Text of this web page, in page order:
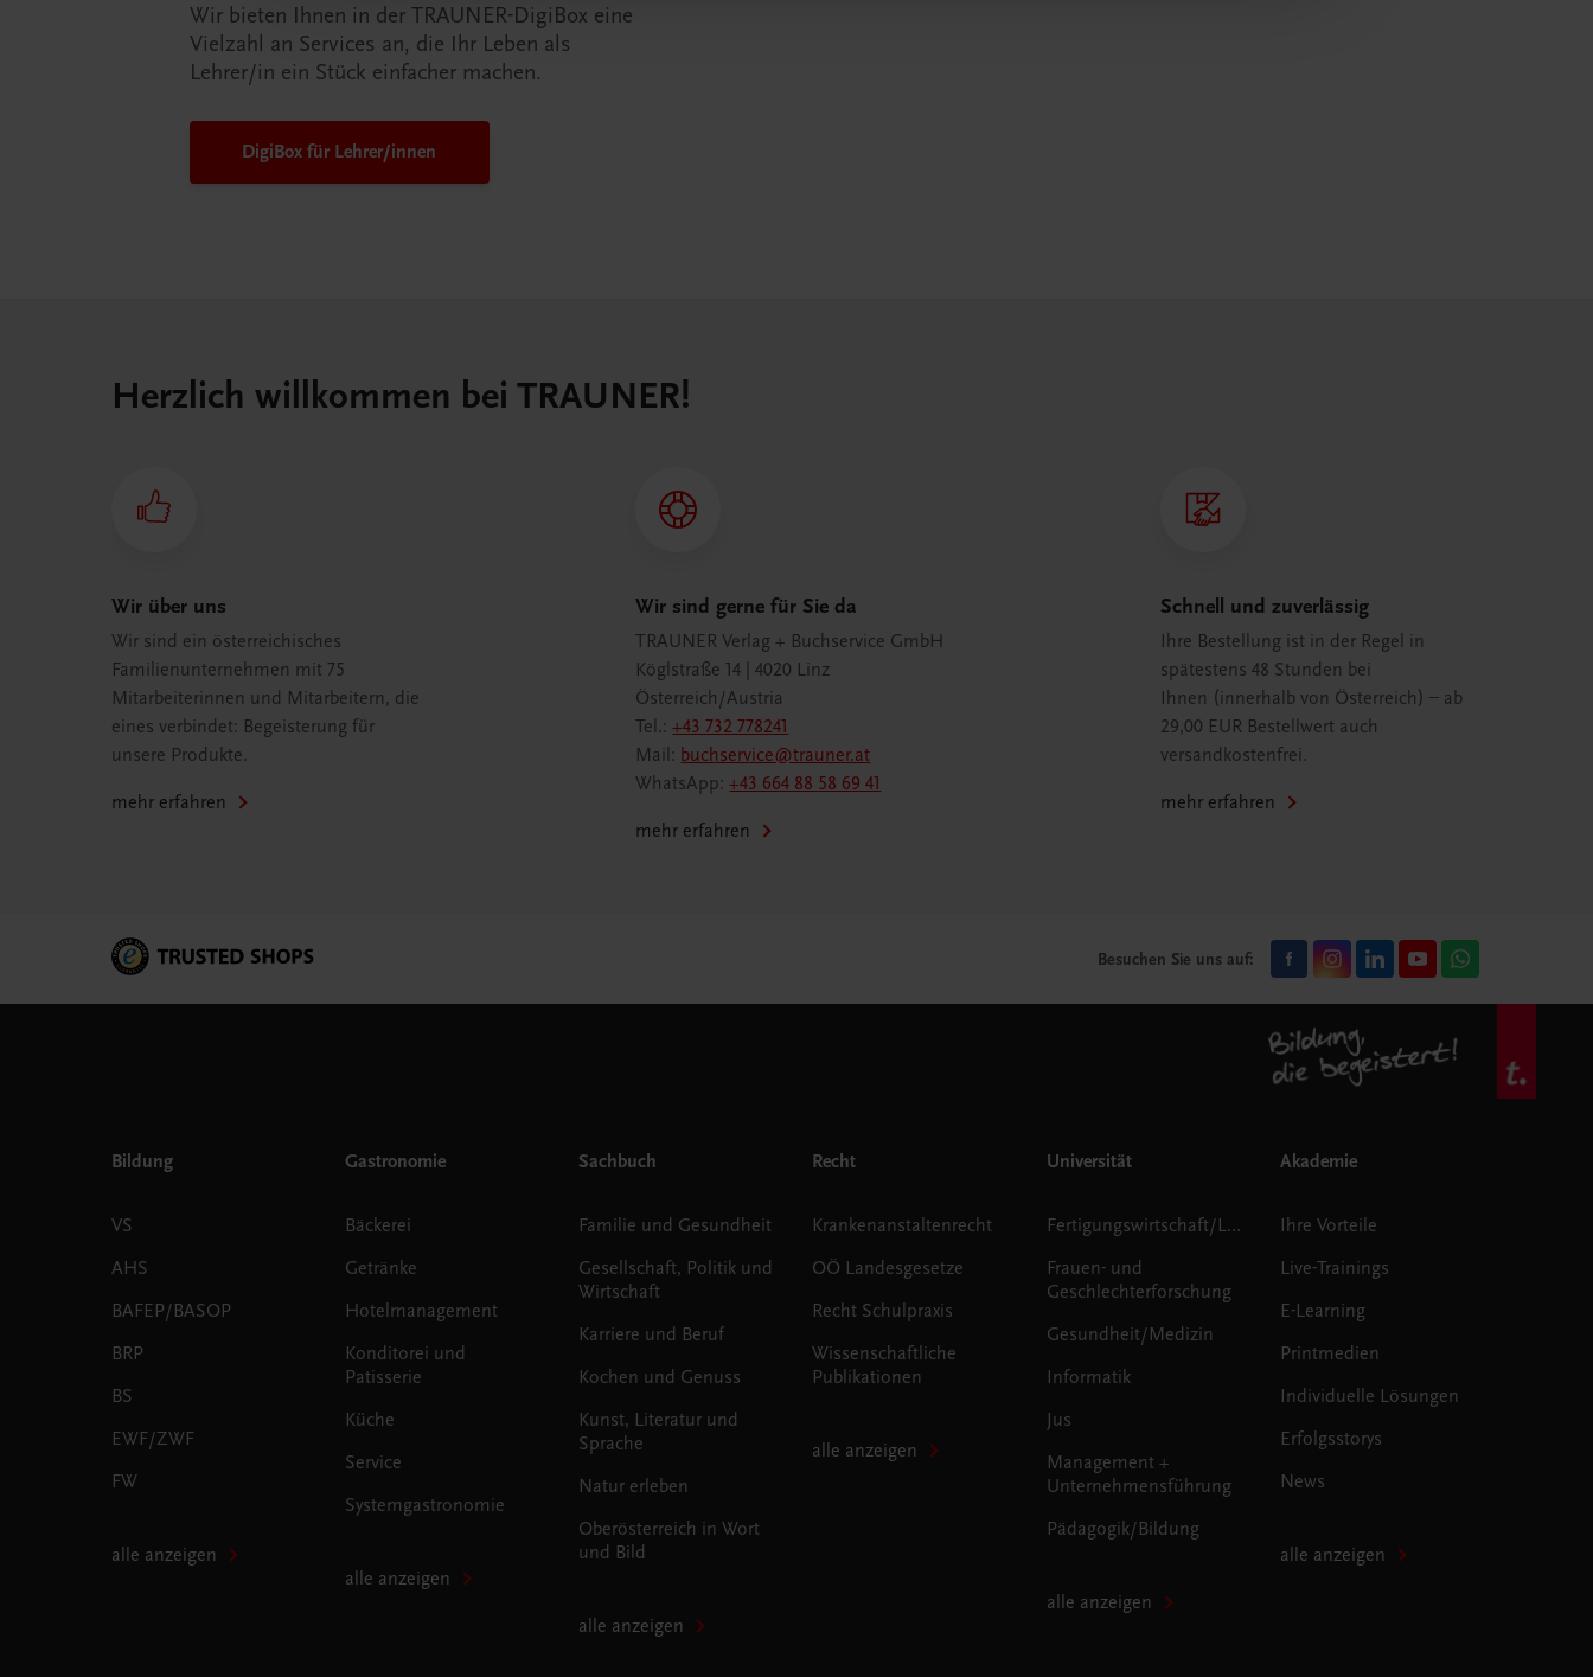
Wir bieten Ihnen in der TRAUNER-DigiBox eine
Vielzahl an Services an, die Ihr Leben als
Lehrer/in ein Stück einfacher machen.
DigiBox für Lehrer/innen
Herzlich willkommen bei TRAUNER!
Wir über uns
Wir sind ein österreichisches
Familienunternehmen mit 75
Mitarbeiterinnen und Mitarbeitern, die
eines verbindet: Begeisterung für
unsere Produkte.
mehr erfahren
Wir sind gerne für Sie da
TRAUNER Verlag + Buchservice GmbH
Köglstraße 14 | 4020 Linz
Österreich/Austria
Tel.:+43 732 778241
Mail: buchservice@trauner.at
WhatsApp:+43 664 88 58 69 41
mehr erfahren
Schnell und zuverlässig
Ihre Bestellung ist in der Regel in
spätestens 48 Stunden bei
Ihnen (innerhalb von Österreich) – ab
29,00 EUR Bestellwert auch
versandkostenfrei.
mehr erfahren
Besuchen Sie uns auf:
Bildung
VS
AHS
BAFEP/BASOP
BRP
BS
EWF/ZWF
FW
alle anzeigen
Gastronomie
Bäckerei
Getränke
Hotelmanagement
Konditorei und
Patisserie
Küche
Service
Systemgastronomie
alle anzeigen
Sachbuch
Familie und Gesundheit
Gesellschaft, Politik und
Wirtschaft
Karriere und Beruf
Kochen und Genuss
Kunst, Literatur und
Sprache
Natur erleben
Oberösterreich in Wort
und Bild
alle anzeigen
Recht
Krankenanstaltenrecht
OÖ Landesgesetze
Recht Schulpraxis
Wissenschaftliche
Publikationen
alle anzeigen
Universität
Fertigungswirtschaft/Logistik
Frauen- und
Geschlechterforschung
Gesundheit/Medizin
Informatik
Jus
Management +
Unternehmensführung
Pädagogik/Bildung
alle anzeigen
Akademie
Ihre Vorteile
Live-Trainings
E-Learning
Printmedien
Individuelle Lösungen
Erfolgsstorys
News
alle anzeigen